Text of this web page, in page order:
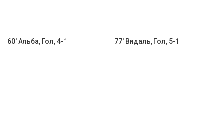
60' Альба, Гол, 4-1 77' Видаль, Гол, 5-1